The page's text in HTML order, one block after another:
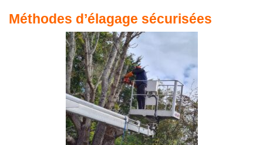
Méthodes d’élagage sécurisées